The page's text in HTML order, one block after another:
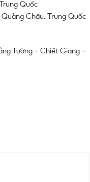
Quốc
Quảng Châu, Trung Quốc
Tường – Chiết Giang –